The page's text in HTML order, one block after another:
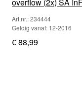
Art.nr.: 234444
Geldig vanaf: 12-2016
€ 88,99